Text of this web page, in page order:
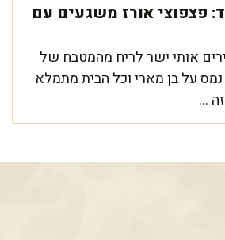
פצפוצי אורז משגעים עם
אותי ישר לריח מהמטבח של
על בן מארי וכל הבית מתמלא
...